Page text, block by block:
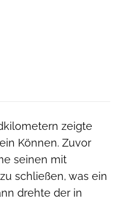
zeigte
Können. Zuvor
seinen mit
schließen, was ein
drehte der in